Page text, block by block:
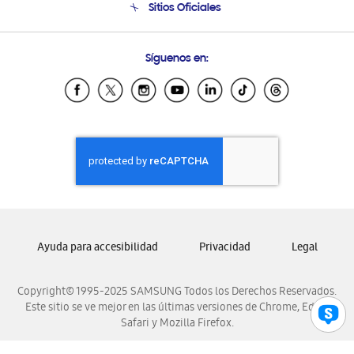
Condiciones de Compra
Soporte vía eMail
Sitios Oficiales
Samsung Ecuador
Samsung El Salvador
Samsung Honduras
Samsung Nicaragua
Samsung Panamá
Samsung Venezuela
Síguenos en:
Copyright© 1995-2025 SAMSUNG Todos los Derechos Reservados.
Este sitio se ve mejor en las últimas versiones de Chrome, Edge,
Safari y Mozilla Firefox.
Ayuda para accesibilidad Privacidad Legal